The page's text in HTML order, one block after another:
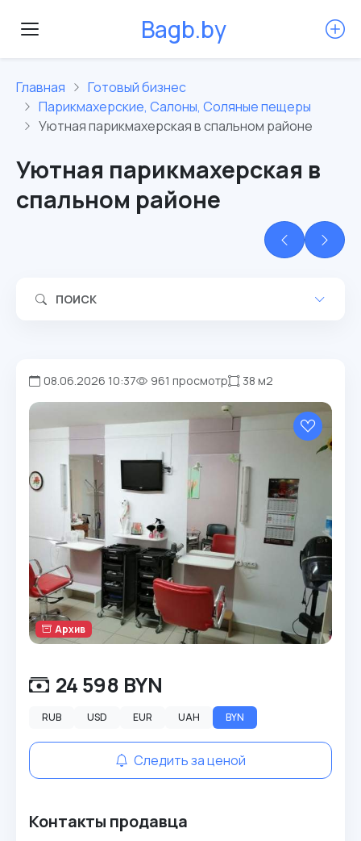
Bagb.by
Главная
Готовый бизнес
Парикмахерские, Салоны, Соляные пещеры
Уютная парикмахерская в спальном районе
Уютная парикмахерская в
спальном районе
ПОИСК
08.06.2026 10:37 961 просмотр 38 м2
Архив
24 598 BYN
RUB USD EUR UAH BYN
Следить за ценой
Контакты продавца